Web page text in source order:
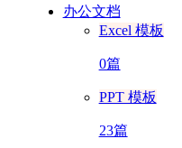
办公文档
Excel 模板
0篇
PPT 模板
23篇